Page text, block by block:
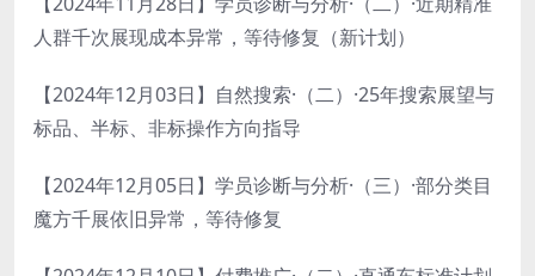
人群千次展现成本异常，等待修复（新计划）
【2024年12月03日】自然搜索·（二）·25年搜索展望与
标品、半标、非标操作方向指导
【2024年12月05日】学员诊断与分析·（三）·部分类目
魔方千展依旧异常，等待修复